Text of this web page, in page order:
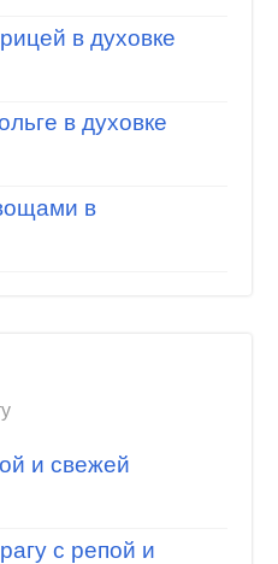
в духовке
в духовке
в
и свежей
с репой и